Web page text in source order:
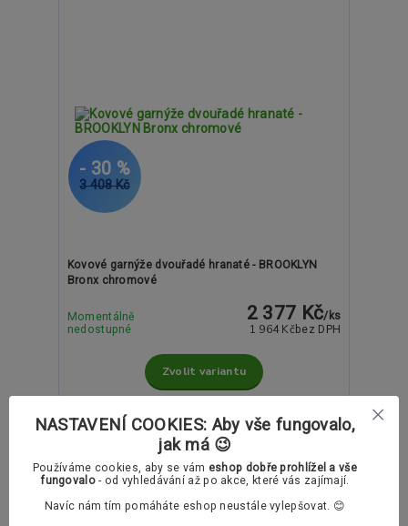
3 408 Kč
- 30 %
Kovové garnýže dvouřadé hranaté - BROOKLYN
Bronx chromové
2 377 Kč/ ks
1 964 Kč bez DPH
Momentálně
nedostupné
Zvolit variantu
NASTAVENÍ COOKIES: Aby vše fungovalo,
jak má 😉
Používáme cookies, aby se vám eshop dobře prohlížel a vše
fungovalo- od vyhledávání až po akce, které vás zajímají.
Navíc nám tím pomáháte eshop neustále vylepšovat. 😊